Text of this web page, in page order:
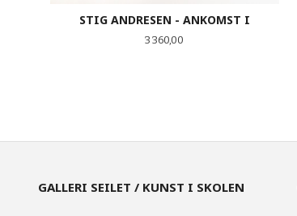
STIG ANDRESEN - ANKOMST I
Pris
3 360,00
GALLERI SEILET / KUNST I SKOLEN